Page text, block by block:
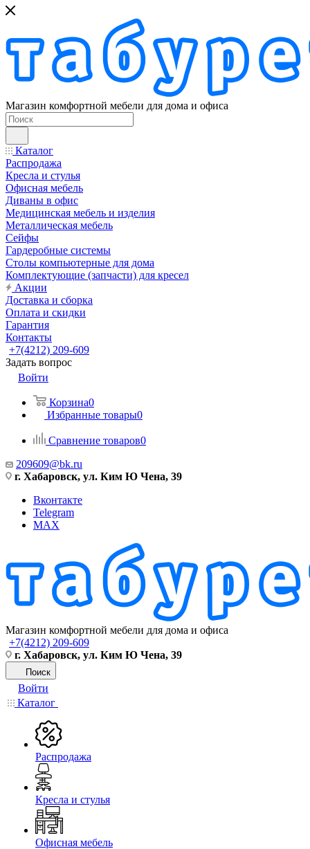
Магазин комфортной мебели для дома и офиса
Каталог
Распродажа
Кресла и стулья
Офисная мебель
Диваны в офис
Медицинская мебель и изделия
Металлическая мебель
Сейфы
Гардеробные системы
Столы компьютерные для дома
Комплектующие (запчасти) для кресел
Акции
Доставка и сборка
Оплата и скидки
Гарантия
Контакты
+7(4212) 209-609
Задать вопрос
Войти
Корзина0
Избранные товары0
Сравнение товаров0
209609@bk.ru
г. Хабаровск, ул. Ким Ю Чена, 39
Вконтакте
Telegram
MAX
Магазин комфортной мебели для дома и офиса
+7(4212) 209-609
г. Хабаровск, ул. Ким Ю Чена, 39
Поиск
Войти
Каталог
Распродажа
Кресла и стулья
Офисная мебель